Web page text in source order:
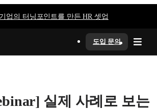
업의 터닝포인트를 만든 HR 셋업
도입 문의
실제 사례로 보는